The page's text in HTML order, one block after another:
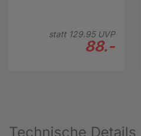
statt 129.95UVP
88.-
Technische Details